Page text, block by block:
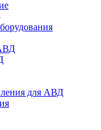
для АВД